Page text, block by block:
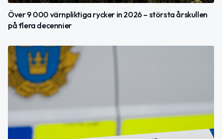
Över 9 000 värnpliktiga rycker in 2026 – största årskullen
på flera decennier